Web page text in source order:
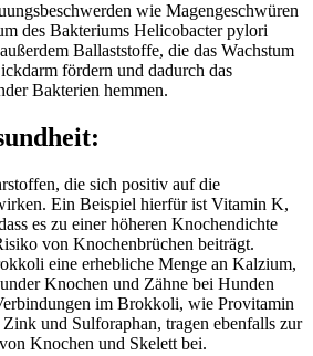
wie Magengeschwüren
des Bakteriums Helicobacter pylori
Ballaststoffe, die das Wachstum
fördern und dadurch das
Bakterien hemmen.
die sich positiv auf die
Ein Beispiel hierfür ist Vitamin K,
es zu einer höheren Knochendichte
von Knochenbrüchen beiträgt.
eine erhebliche Menge an Kalzium,
Knochen und Zähne bei Hunden
im Brokkoli, wie Provitamin
und Sulforaphan, tragen ebenfalls zur
Knochen und Skelett bei.